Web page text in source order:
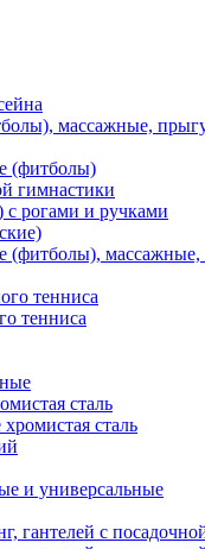
массажные,
(фитболы)
гимнастики
рогами и ручками
(фитболы),
тенниса
тенниса
сталь
сталь
и универсальные
гантелей с